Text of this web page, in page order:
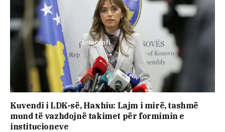
Kuvendi i LDK-së, Haxhiu: Lajm i mirë, tashmë
mund të vazhdojnë takimet për formimin e
institucioneve